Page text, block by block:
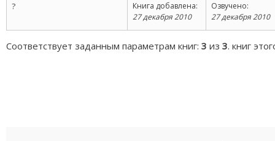
?
Книга добавлена:
27 декабря 2010
Озвучено:
27 декабря 2010
Соответствует заданным параметрам книг: 3 из 3. книг